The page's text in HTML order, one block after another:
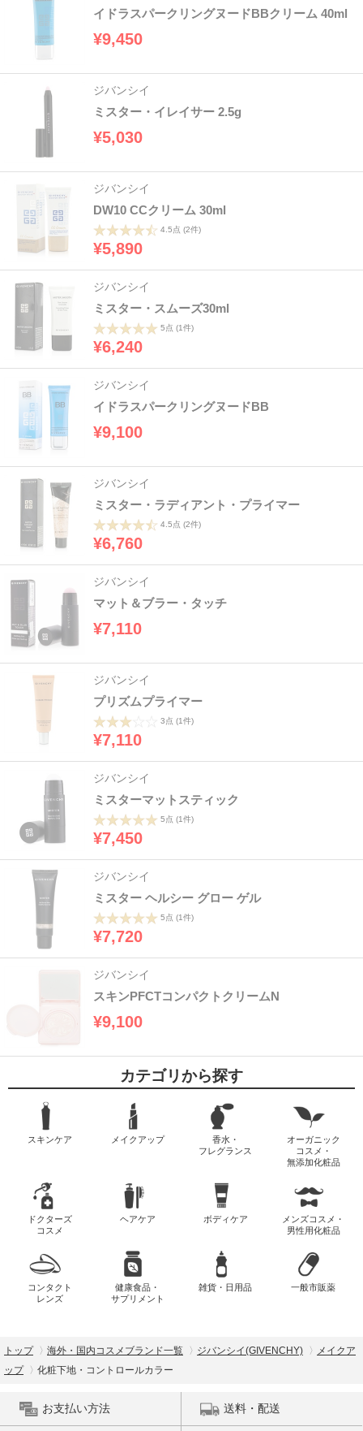
イドラスパークリングヌードBBクリーム 40ml
¥9,450
ジバンシイ
ミスター・イレイサー 2.5g
¥5,030
ジバンシイ
DW10 CCクリーム 30ml
4.5点 (2件)
¥5,890
ジバンシイ
ミスター・スムーズ30ml
5点 (1件)
¥6,240
ジバンシイ
イドラスパークリングヌードBB
¥9,100
ジバンシイ
ミスター・ラディアント・プライマー
4.5点 (2件)
¥6,760
ジバンシイ
マット＆ブラー・タッチ
¥7,110
ジバンシイ
プリズムプライマー
3点 (1件)
¥7,110
ジバンシイ
ミスターマットスティック
5点 (1件)
¥7,450
ジバンシイ
ミスター ヘルシー グロー ゲル
5点 (1件)
¥7,720
ジバンシイ
スキンPFCTコンパクトクリームN
¥9,100
カテゴリから探す
スキンケア メイクアップ
香水・
フレグランス
オーガニック
コスメ・
無添加化粧品
ドクターズ
コスメ
ヘアケア ボディケア
メンズコスメ・
男性用化粧品
コンタクト
レンズ
健康食品・
サプリメント
雑貨・日用品 一般市販薬
トップ 海外・国内コスメブランド一覧 ジバンシイ(GIVENCHY)
メイクア
ップ
化粧下地・コントロールカラー
お支払い方法 送料・配送